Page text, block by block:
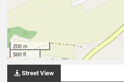
200 m
500 ft
Street View